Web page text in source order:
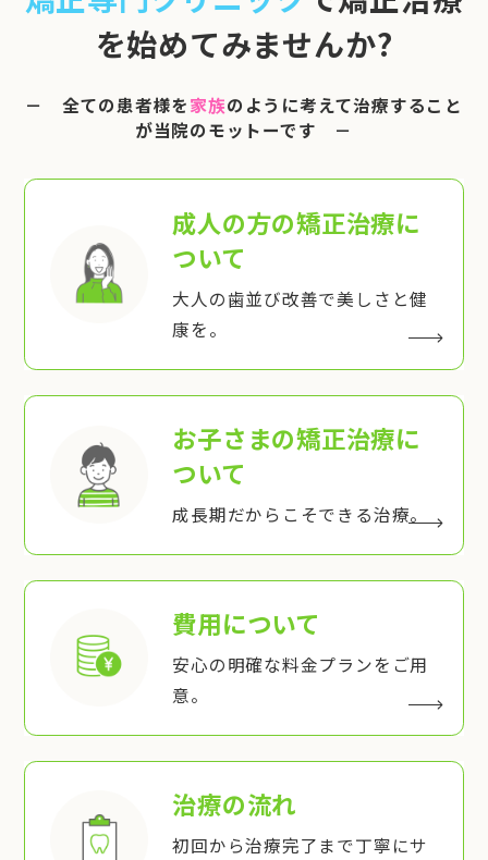
を始めてみませんか?
－ 全ての患者様を家族のように考えて治療すること
が当院のモットーです －
成人の方の矯正治療に
ついて
大人の歯並び改善で美しさと健
康を。
お子さまの矯正治療に
ついて
成長期だからこそできる治療。
費用について
安心の明確な料金プランをご用
意。
治療の流れ
初回から治療完了まで丁寧にサ